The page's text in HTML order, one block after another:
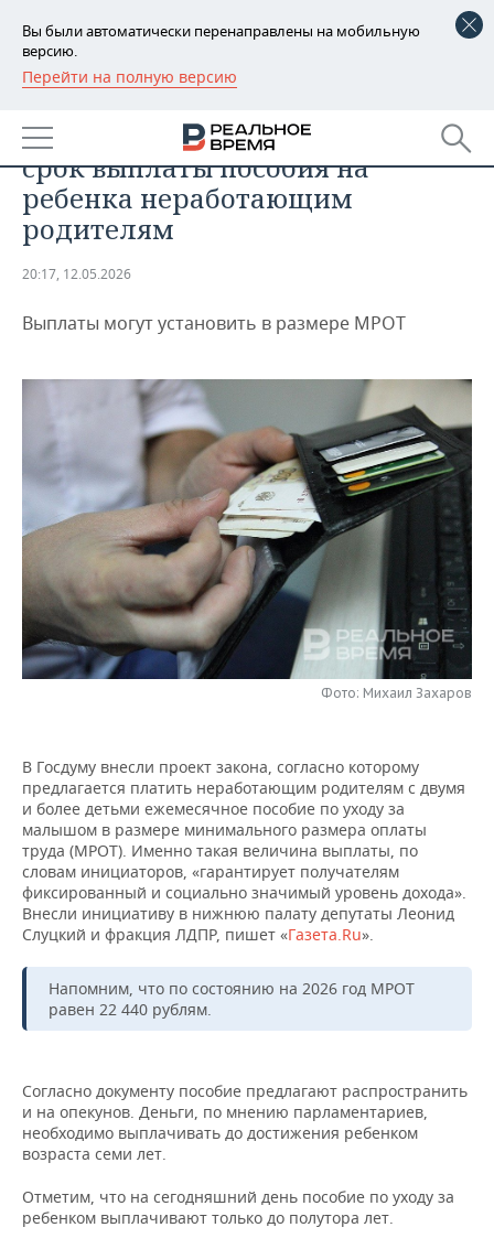
Вы были автоматически перенаправлены на мобильную
версию.
Перейти на полную версию
РЕГИОНЫ
БАШКОРТОСТАН
ТАТАРСТАН
УДМУРТИЯ
НОВОСТИ
АНАЛИТИКА
НОВОСТИ АНАЛИТИКИ
ДЕКЛАРАЦИИ О ДОХОДАХ
КОРОЛИ ГОСЗАКАЗА ПФО
ВУЗЫ ТАТАРСТАНА
КОМУ ПРИНАДЛЕЖАТ
ТОРГОВЫЕ ЦЕНТРЫ
ТАТАРСТАНА
ЭКОНОМИКА
НОВОСТИ ЭКОНОМИКИ
ФИНАНСЫ
БАНКИ
ИНВЕСТИЦИИ
ПРОМЫШЛЕННОСТЬ
НОВОСТИ
МАШИНОСТРОЕНИЕ
НЕФТЕХИМИЯ
ОПК
ЭНЕРГЕТИКА
НЕДВИЖИМОСТЬ
НОВОСТИ НЕДВИЖИМОСТИ
АВТО
НОВОСТИ АВТО
НОВОСТИ БИЗНЕСА
РОЗНИЧНАЯ ТОРГОВЛЯ
ТРАНСПОРТ
УСЛУГИ
ТЕХНОЛОГИИ
НОВОСТИ ТЕХНОЛОГИЙ
IT
МЕДИА
МЕРОПРИЯТИЯ
НОВОСТИ МЕРОПРИЯТИЙ
ВЫЕЗДНАЯ РЕДАКЦИЯ
ОТКРЫТАЯ ЛЕКЦИЯ
СПОРТ
НОВОСТИ СПОРТА
БАСКЕТБОЛ
ВОЛЕЙБОЛ
КИБЕРСПОРТ
ФИГУРНОЕ КАТАНИЕ
ВОДНЫЕ ВИДЫ СПОРТА
ОБЩЕСТВО
ИНФРАСТРУКТУРА
ИСТОРИЯ
КУЛЬТУРА
МЕДИЦИНА
ОБРАЗОВАНИЕ
СПРАВОЧНИК
СПИСОК ПЕРСОН
СПИСОК КОМПАНИЙ
ПОЛНАЯ ВЕРСИЯ
В России предложили увеличить
срок выплаты пособия на
ребенка неработающим
родителям
20:17, 12.05.2026
Выплаты могут установить в размере МРОТ
Фото: Михаил Захаров
В Госдуму внесли проект закона, согласно которому
предлагается платить неработающим родителям с двумя
и более детьми ежемесячное пособие по уходу за
малышом в размере минимального размера оплаты
труда (МРОТ). Именно такая величина выплаты, по
словам инициаторов, «гарантирует получателям
фиксированный и социально значимый уровень дохода».
Внесли инициативу в нижнюю палату депутаты Леонид
Слуцкий и фракция ЛДПР, пишет «Газета.Ru».
Напомним, что по состоянию на 2026 год МРОТ
равен 22 440 рублям.
Согласно документу пособие предлагают распространить
и на опекунов. Деньги, по мнению парламентариев,
необходимо выплачивать до достижения ребенком
возраста семи лет.
Отметим, что на сегодняшний день пособие по уходу за
ребенком выплачивают только до полутора лет.